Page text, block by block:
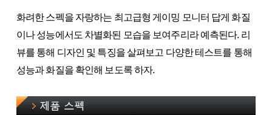
화려한 스펙을 자랑하는 최고급형 게이밍 모니터 답게 화질
이나 성능에서도 차별화된 모습을 보여주리라 예측된다. 리
뷰를 통해 디자인 및 특징을 살펴보고 다양한 테스트를 통해
성능과 화질을 확인해 보도록 하자.